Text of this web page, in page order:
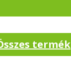
termék